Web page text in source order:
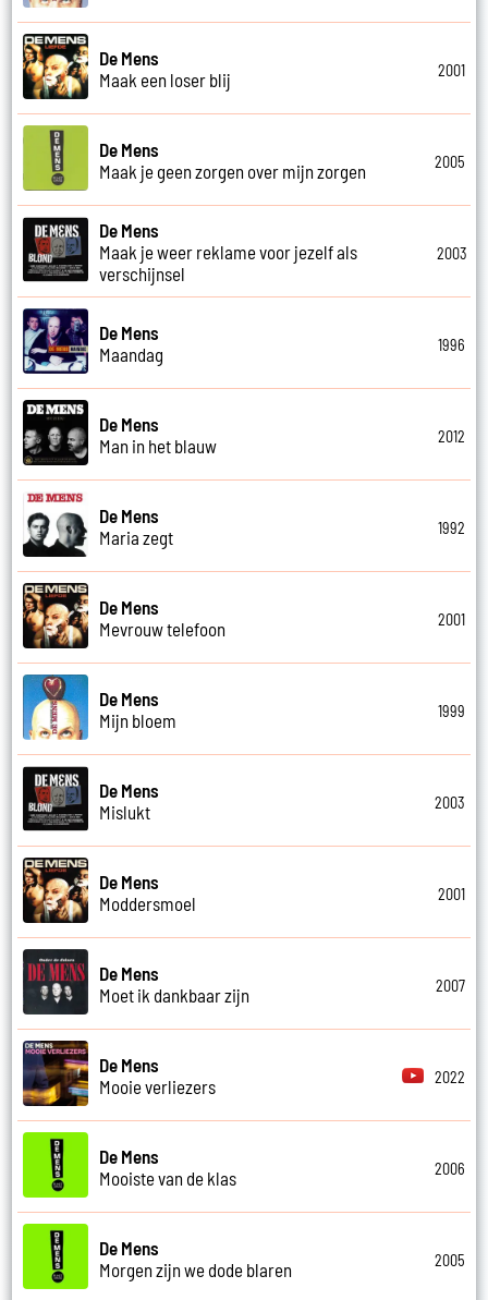
De Mens
Maak een loser blij
2001
De Mens
Maak je geen zorgen over mijn zorgen
2005
De Mens
Maak je weer reklame voor jezelf als
verschijnsel
2003
De Mens
Maandag
1996
De Mens
Man in het blauw
2012
De Mens
Maria zegt
1992
De Mens
Mevrouw telefoon
2001
De Mens
Mijn bloem
1999
De Mens
Mislukt
2003
De Mens
Moddersmoel
2001
De Mens
Moet ik dankbaar zijn
2007
De Mens
Mooie verliezers
2022
De Mens
Mooiste van de klas
2006
De Mens
Morgen zijn we dode blaren
2005